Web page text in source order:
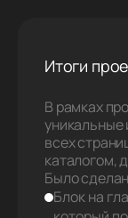
Итоги
В рамках
уникальные
всех
каталогом,
Было
Блок на